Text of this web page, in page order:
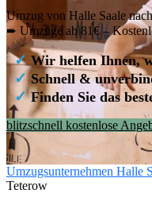
Umzug von Halle Saale
➨ Umzüge ab 81€ –
✓Wir helfen Ihnen,
✓ Schnell &
✓Finden Sie das
blitzschnell kostenlose
Umzugsunternehmen Halle
Teterow